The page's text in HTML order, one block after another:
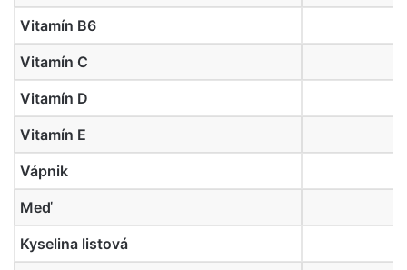
Vitamín B6
Vitamín C
Vitamín D
Vitamín E
Vápnik
Meď
Kyselina listová